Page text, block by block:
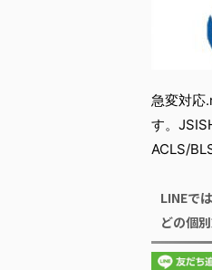
急変対応
す。
ACLS/
LINEで
どの個